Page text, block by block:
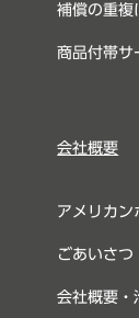
補償の重複
商品付帯サ
会社概要
アメリカン
ごあいさつ
会社概要・